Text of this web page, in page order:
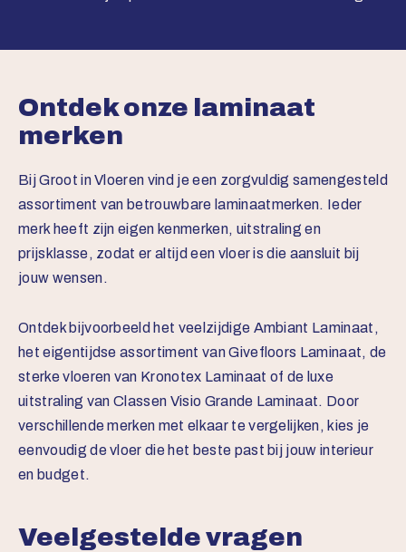
Ontdek onze laminaat
merken
Bij Groot in Vloeren vind je een zorgvuldig samengesteld
assortiment van betrouwbare laminaatmerken. Ieder
merk heeft zijn eigen kenmerken, uitstraling en
prijsklasse, zodat er altijd een vloer is die aansluit bij
jouw wensen.
Ontdek bijvoorbeeld het veelzijdige Ambiant Laminaat ,
het eigentijdse assortiment vanGivefloors Laminaat, de
sterke vloeren van Kronotex Laminaat of de luxe
uitstraling vanClassen Visio Grande Laminaat. Door
verschillende merken met elkaar te vergelijken, kies je
eenvoudig de vloer die het beste past bij jouw interieur
en budget.
Veelgestelde vragen